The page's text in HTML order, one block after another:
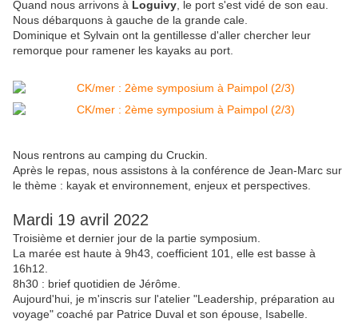
Quand nous arrivons à Loguivy , le port s'est vidé de son eau.
Nous débarquons à gauche de la grande cale.
Dominique et Sylvain ont la gentillesse d'aller chercher leur
remorque pour ramener les kayaks au port.
Nous rentrons au camping du Cruckin.
Après le repas, nous assistons à la conférence de Jean-Marc sur
le thème : kayak et environnement, enjeux et perspectives.
Mardi 19 avril 2022
Troisième et dernier jour de la partie symposium.
La marée est haute à 9h43, coefficient 101, elle est basse à
16h12.
8h30 : brief quotidien de Jérôme.
Aujourd'hui, je m'inscris sur l'atelier "Leadership, préparation au
voyage" coaché par Patrice Duval et son épouse, Isabelle.